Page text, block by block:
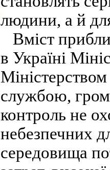
людини, а й
Вміст
в Україні
службою,
контроль не
небезпечних
середовища